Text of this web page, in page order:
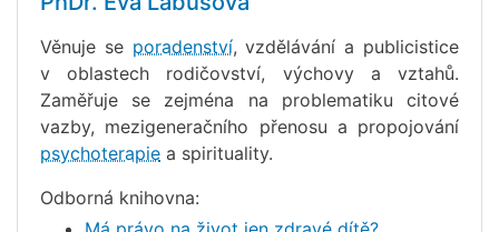
Věnuje se poradenství, vzdělávání a publicistice
v oblastech rodičovství, výchovy a vztahů.
Zaměřuje se zejména na problematiku citové
vazby, mezigeneračního přenosu a propojování
psychoterapie a spirituality.
Odborná knihovna: